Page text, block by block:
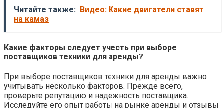
Читайте также: Видео: Какие двигатели ставят
на камаз
Какие факторы следует учесть при выборе
поставщиков техники для аренды?
При выборе поставщиков техники для аренды важно
учитывать несколько факторов. Прежде всего,
проверьте репутацию и надежность поставщика.
Исследуйте его опыт работы на рынке аренды и отзывы